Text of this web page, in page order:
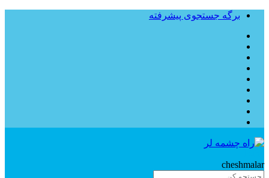
برگه جستجوی پیشرفته
cheshmalar